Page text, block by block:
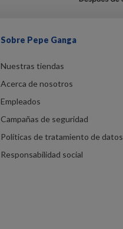
Sobre Pepe Ganga
Nuestras tiendas
Acerca de nosotros
Empleados
Campañas de seguridad
Políticas de tratamiento de datos
Responsabilidad social